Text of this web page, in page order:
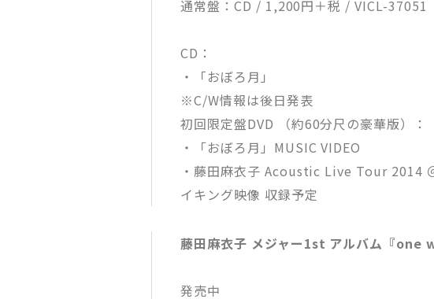
通常盤：CD / 1,200円＋税 / VICL-37051
CD：
・「おぼろ月」
※C/W情報は後日発表
初回限定盤DVD （約60分尺の豪華版）：
・「おぼろ月」MUSIC VIDEO
・藤田麻衣子 Acoustic Live Tour 2014
イキング映像 収録予定
藤田麻衣子 メジャー1st アルバム『one
発売中